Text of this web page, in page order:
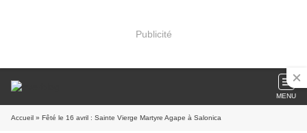
Publicité
MENU
Accueil » Fêté le 16 avril : Sainte Vierge Martyre Agape à Salonica